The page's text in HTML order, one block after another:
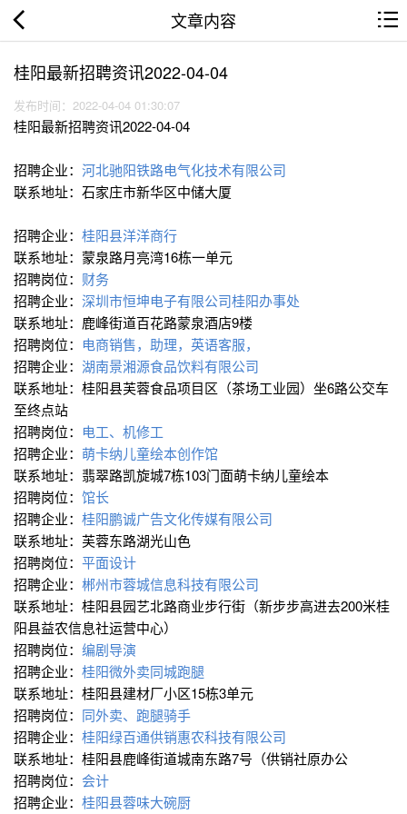
文章内容
桂阳最新招聘资讯2022-04-04
发布时间：2022-04-04 01:30:07
桂阳最新招聘资讯2022-04-04
招聘企业： 河北驰阳铁路电气化技术有限公司
联系地址：石家庄市新华区中储大厦
招聘企业： 桂阳县洋洋商行
联系地址：蒙泉路月亮湾16栋一单元
招聘岗位： 财务
招聘企业： 深圳市恒坤电子有限公司桂阳办事处
联系地址：鹿峰街道百花路蒙泉酒店9楼
招聘岗位： 电商销售，助理，英语客服，
招聘企业： 湖南景湘源食品饮料有限公司
联系地址：桂阳县芙蓉食品项目区（茶场工业园）坐6路公交车
至终点站
招聘岗位： 电工、机修工
招聘企业： 萌卡纳儿童绘本创作馆
联系地址：翡翠路凯旋城7栋103门面萌卡纳儿童绘本
招聘岗位： 馆长
招聘企业： 桂阳鹏诚广告文化传媒有限公司
联系地址：芙蓉东路湖光山色
招聘岗位： 平面设计
招聘企业： 郴州市蓉城信息科技有限公司
联系地址：桂阳县园艺北路商业步行街（新步步高进去200米桂
阳县益农信息社运营中心）
招聘岗位： 编剧导演
招聘企业： 桂阳微外卖同城跑腿
联系地址：桂阳县建材厂小区15栋3单元
招聘岗位： 同外卖、跑腿骑手
招聘企业： 桂阳绿百通供销惠农科技有限公司
联系地址：桂阳县鹿峰街道城南东路7号（供销社原办公
招聘岗位： 会计
招聘企业： 桂阳县蓉味大碗厨